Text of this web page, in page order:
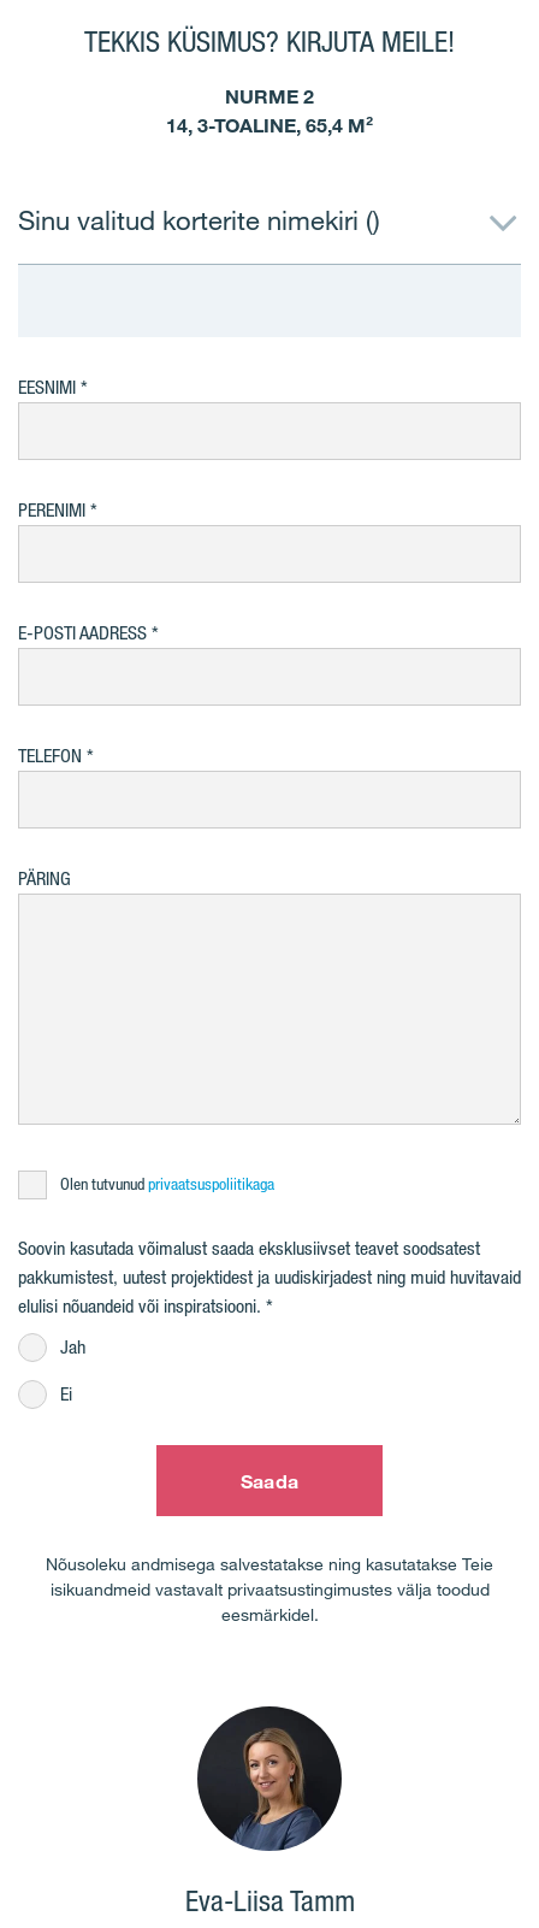
TEKKIS KÜSIMUS? KIRJUTA MEILE!
NURME 2
14, 3-TOALINE, 65,4 M²
Sinu valitud korterite nimekiri ()
EESNIMI
PERENIMI
E-POSTI AADRESS
TELEFON
PÄRING
Olen tutvunudprivaatsuspoliitikaga
Soovin kasutada võimalust saada eksklusiivset teavet soodsatest
pakkumistest, uutest projektidest ja uudiskirjadest ning muid huvitavaid
elulisi nõuandeid või inspiratsiooni.
Jah
Ei
Saada
Nõusoleku andmisega salvestatakse ning kasutatakse Teie
isikuandmeid vastavalt privaatsustingimustes välja toodud
eesmärkidel.
Eva-Liisa Tamm